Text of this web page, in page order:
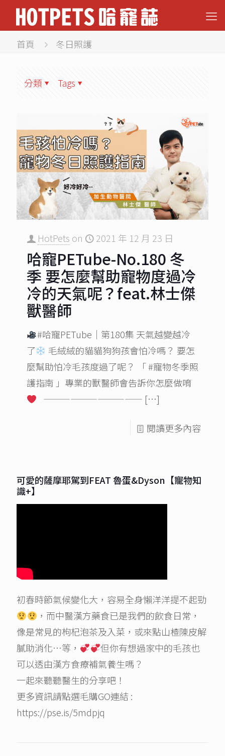
首頁 冬日照護
分類 Tags
HotPets on 2021 年 12 月 23 日
哈寵PETube-No.180 冬
季 要怎麼幫助寵物度過冷
冷的天氣呢？feat.林士傑
獸醫師
#哈寵PETube​｜第180集 天氣越變越冷
了
毛絨絨的貓貓狗狗孩會怕冷嗎？ 要怎
麼幫助怕冷毛孩度過了呢？ 「 #寵物冬季照
護指南 」專業的獸醫師會告訴你怎麼做唷
——————————— […]
閱讀更多內容
可愛的薩摩耶駕到FEAT 魯蛋&Dyson【寵物知
識+】
初春時節氣候變化大，容易全身懶洋洋提不起勁
，而中醫漢方藥食已是我們的飲食日常，
像是常見的枸杞泡茶及入菜，或來點山楂陳皮解
膩助消化…等，
但你有想過家中的毛孩也
可以透由漢方食療補氣養生嗎？
一起來聽聽醫生的分享吧！
更多資訊請點選毛購GO連結 :
https://pse.is/5mdpjq